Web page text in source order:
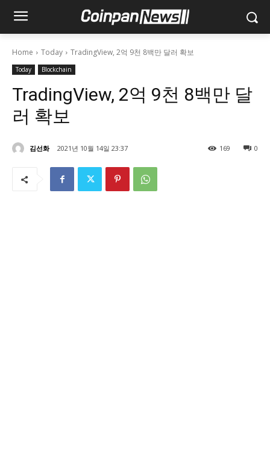
Home Today TradingView, 2억 9천 8백만 달러 확보
Today Blockchain
TradingView, 2억 9천 8백만 달
러 확보
김선화 2021년 10월 14일 23:37 0
169